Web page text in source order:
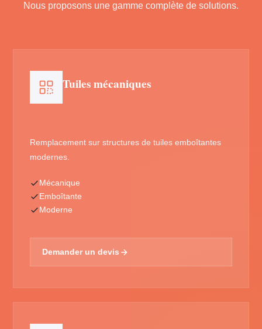
Nous proposons une gamme complète de solutions.
Tuiles mécaniques
Remplacement sur structures de tuiles emboîtantes
modernes.
Mécanique
Emboîtante
Moderne
Demander un devis